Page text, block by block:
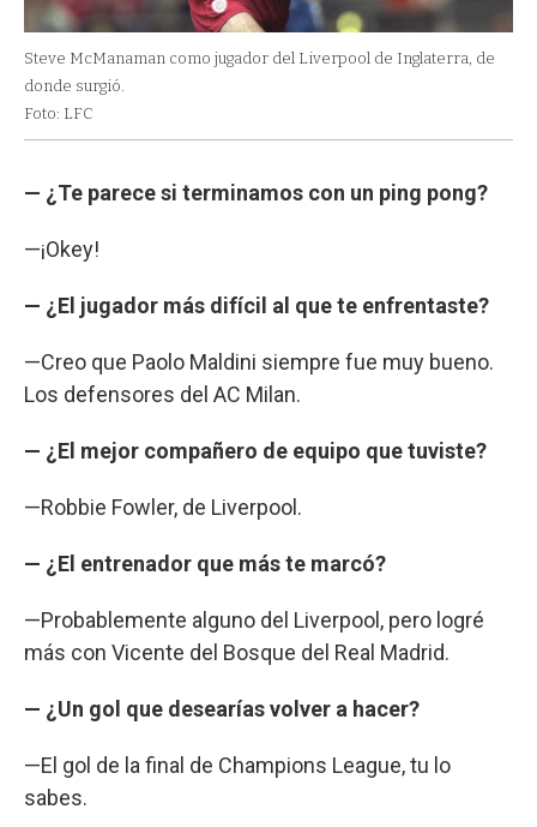
Steve McManaman como jugador del Liverpool de Inglaterra, de
donde surgió.
Foto: LFC
— ¿Te parece si terminamos con un ping pong?
—¡Okey!
— ¿El jugador más difícil al que te enfrentaste?
—Creo que Paolo Maldini siempre fue muy bueno.
Los defensores del AC Milan.
— ¿El mejor compañero de equipo que tuviste?
—Robbie Fowler, de Liverpool.
— ¿El entrenador que más te marcó?
—Probablemente alguno del Liverpool, pero logré
más con Vicente del Bosque del Real Madrid.
— ¿Un gol que desearías volver a hacer?
—El gol de la final de Champions League, tu lo
sabes.